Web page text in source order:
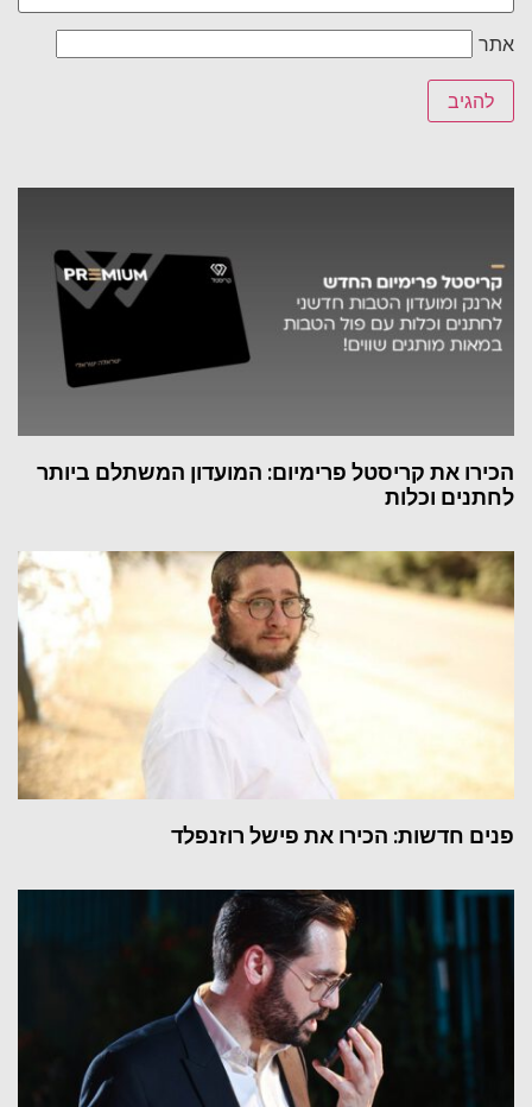
אתר
הכירו את קריסטל פרימיום: המועדון המשתלם ביותר
לחתנים וכלות
פנים חדשות: הכירו את פישל רוזנפלד